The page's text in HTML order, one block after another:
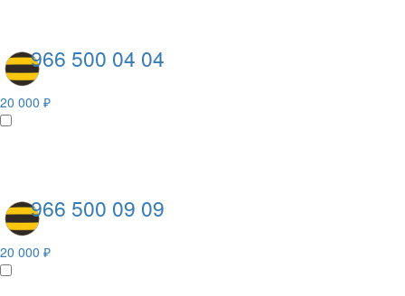
966 500 04 04
20 000 ₽
966 500 09 09
20 000 ₽